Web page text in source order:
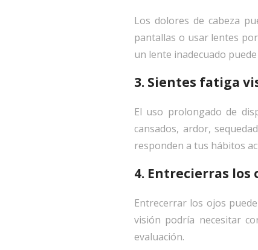
Los dolores de cabeza
pantallas o usar lentes
un lente inadecuado
3. Sientes fatiga
El uso prolongado de
cansados, ardor,
responden a tus hábitos
4. Entrecierras los
Entrecerrar los ojos
visión podría necesitar
evaluación.